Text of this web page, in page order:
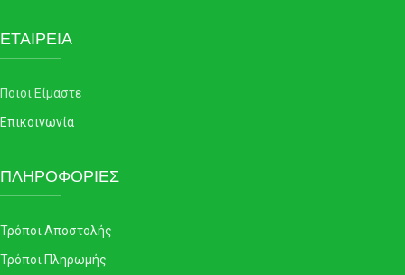
ΕΤΑΙΡΕΙΑ
Ποιοι Είμαστε
Επικοινωνία
ΠΛΗΡΟΦΟΡΙΕΣ
Τρόποι Αποστολής
Τρόποι Πληρωμής